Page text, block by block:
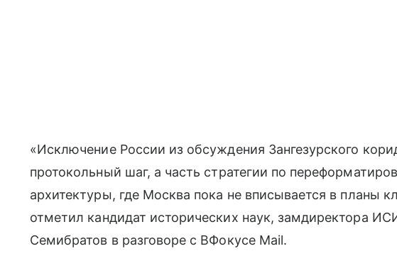
«Исключение России из обсуждения Зангезурского
протокольный шаг, а часть стратегии по
архитектуры, где Москва пока не вписывается в планы
отметил кандидат исторических наук, замдиректора
Семибратов в разговоре с ВФокусе Mail.